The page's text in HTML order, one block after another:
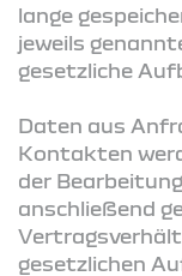
lange
jeweils
gesetzliche
Daten aus
Kontakten
der
anschließend
gesetzlichen